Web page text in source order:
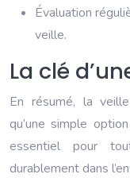
Évaluation
veille.
La clé
En résumé, la
qu’une simple
essentiel pour
durablement dans